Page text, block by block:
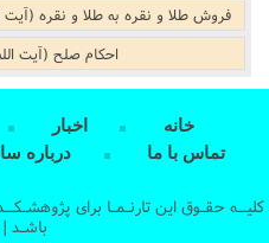
فروش طلا و نقره به طلا و نقره (آیت
احکام صلح (آیت
خانه اخبار
تماس با ما
درباره
کلیــه حقـوق این تارنـمـا برای
باشـد | 1396